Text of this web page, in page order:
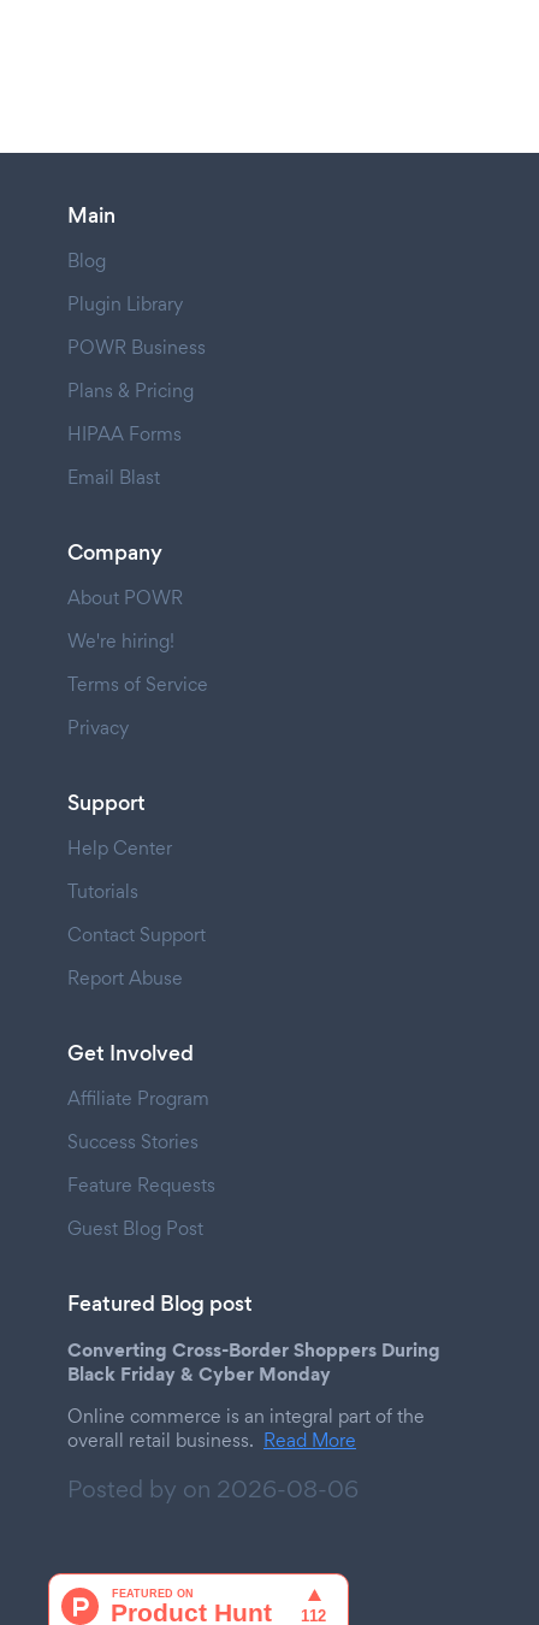
Main
Blog
Plugin Library
POWR Business
Plans & Pricing
HIPAA Forms
Email Blast
Company
About POWR
We're hiring!
Terms of Service
Privacy
Support
Help Center
Tutorials
Contact Support
Report Abuse
Get Involved
Affiliate Program
Success Stories
Feature Requests
Guest Blog Post
Featured Blog post
Converting Cross-Border Shoppers During
Black Friday & Cyber Monday
Online commerce is an integral part of the
overall retail business. Read More
Posted by on 2026-08-06